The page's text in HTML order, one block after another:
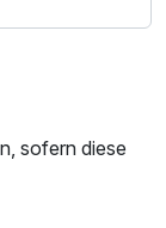
sofern diese